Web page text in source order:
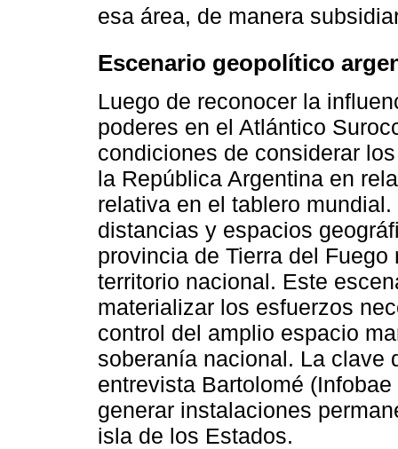
esa área, de manera
Escenario geopolítico
Luego de reconocer la
poderes en el Atlántico
condiciones de considerar
la República Argentina en
relativa en el tablero
distancias y espacios
provincia de Tierra del
territorio nacional. Este
materializar los esfuerzos
control del amplio espacio
soberanía nacional. La clave
entrevista Bartolomé
generar instalaciones
isla de los Estados.